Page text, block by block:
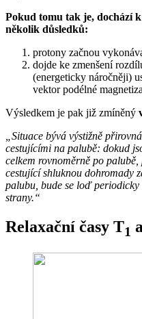
Pokud tomu tak je, dochází
několik důsledků:
protony začnou
dojde ke zmenšení
(energeticky náročněji)
vektor podélné
Výsledkem je pak již zmíněný
„Situace bývá výstižně
cestujícími na palubě: dokud
celkem rovnoměrně po
cestující shluknou dohromady
palubu, bude se loď periodicky
strany.“
Relaxační časy T1